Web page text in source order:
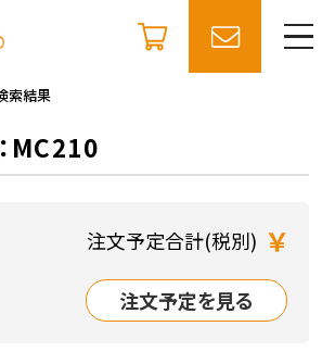
索結果
MC210
注文予定合計(税別) ￥
注文予定を見る